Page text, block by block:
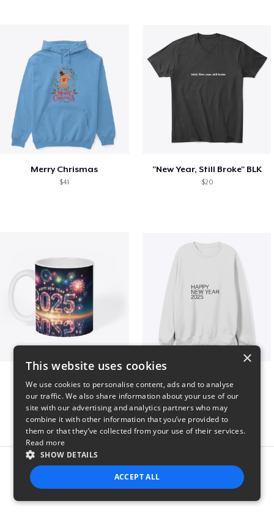
Merry Chrismas
$41
"New Year, Still Broke" BLK
$20
Report this product
×
This website uses cookies
We use cookies to personalise content, ads and to analyse
our traffic. We also share information about your use of our
site with our advertising and analytics partners who may
combine it with other information that you’ve provided to
them or that they’ve collected from your use of their services.
Read more
SHOW DETAILS
ACCEPT ALL
STRICTLY NECESSARY PERFORMANCE